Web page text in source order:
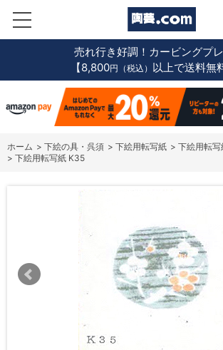
売れ行き好調！カービングプ
【8,800円（税込） 以上で送料無
ホーム > 下絵の具・呉須 > 下絵用転写紙 > 下絵用転写
> 下絵用転写紙 K35